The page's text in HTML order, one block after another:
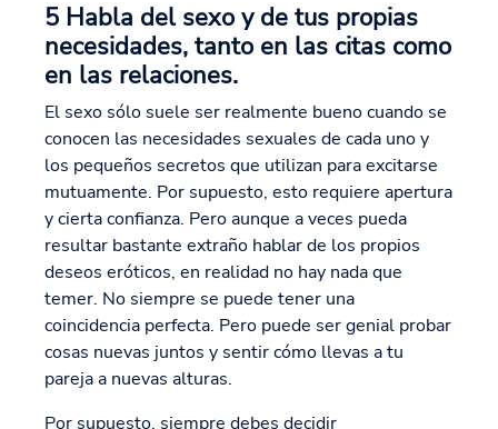
5 Habla del sexo y de tus propias
necesidades, tanto en las citas como
en las relaciones.
El sexo sólo suele ser realmente bueno cuando se
conocen las necesidades sexuales de cada uno y
los pequeños secretos que utilizan para excitarse
mutuamente. Por supuesto, esto requiere apertura
y cierta confianza. Pero aunque a veces pueda
resultar bastante extraño hablar de los propios
deseos eróticos, en realidad no hay nada que
temer. No siempre se puede tener una
coincidencia perfecta. Pero puede ser genial probar
cosas nuevas juntos y sentir cómo llevas a tu
pareja a nuevas alturas.
Por supuesto, siempre debes decidir